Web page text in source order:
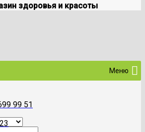
здоровья и красоты
Меню
99 51